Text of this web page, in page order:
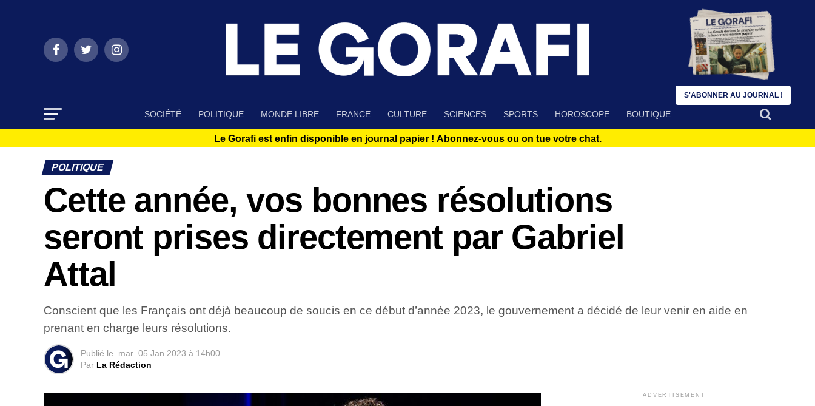
SOCIÉTÉ POLITIQUE MONDE LIBRE FRANCE CULTURE SCIENCES SPORTS HOROSCOPE BOUTIQUE
Le Gorafi est enfin disponible en journal papier ! Abonnez-vous ou on tue votre chat.
POLITIQUE
Cette année, vos bonnes résolutions
seront prises directement par Gabriel
Attal
Conscient que les Français ont déjà beaucoup de soucis en ce début d’année 2023, le gouvernement a décidé de leur venir en aide en
prenant en charge leurs résolutions.
Publié le mar 05 Jan 2023 à 14h00
Par La Rédaction
ADVERTISEMENT
S'ABONNER AU JOURNAL !